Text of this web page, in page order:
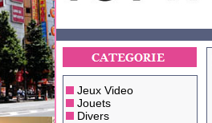
Jeux Video
Jouets
Divers